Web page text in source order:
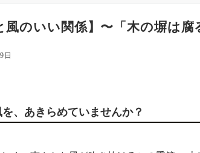
風のいい関係】〜「木の塀は
日
を、あきらめていませんか？